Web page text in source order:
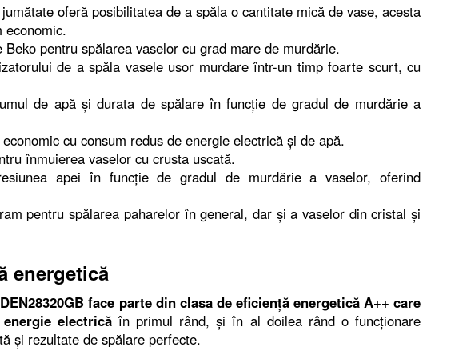
oferă posibilitatea de a spăla o cantitate mică de vase, acesta
economic.
Beko pentru spălarea vaselor cu grad mare de murdărie.
de a spăla vasele usor murdare într-un timp foarte scurt, cu
de apă şi durata de spălare în funcţie de gradul de murdărie a
cu consum redus de energie electrică şi de apă.
înmuierea vaselor cu crusta uscată.
apei în funcţie de gradul de murdărie a vaselor, oferind
pentru spălarea paharelor în general, dar şi a vaselor din cristal şi
energetică
face parte din clasa de eficienţă energetică A++ care
electricăîn primul rând, şi în al doilea rând o funcţionare
şi rezultate de spălare perfecte.